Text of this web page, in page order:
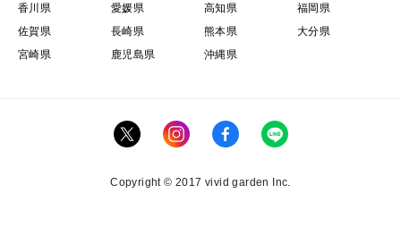
香川県
愛媛県 高知県
福岡県
佐賀県
長崎県 熊本県
大分県
宮崎県
鹿児島県 沖縄県
Copyright © 2017 vivid garden Inc.